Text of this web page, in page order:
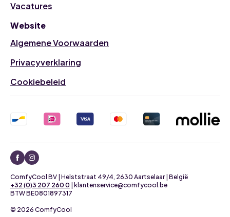
Vacatures
Website
Algemene Voorwaarden
Privacyverklaring
Cookiebeleid
© 2026 ComfyCool
+32 (0)3 207 260 0 | klantenservice@comfycool.be
BTW BE0801897317
ComfyCool BV | Helststraat 49/4, 2630 Aartselaar | België